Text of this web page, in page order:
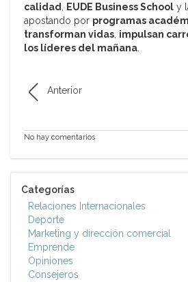
calidad, EUDE Business School y
apostando por programas
transforman vidas, impulsan
los líderes del mañana.
Anterior
No hay comentarios
Categorías
Relaciones Internacionales
Deporte
Marketing y dirección comercial
Emprende
Opiniones
Consejeros